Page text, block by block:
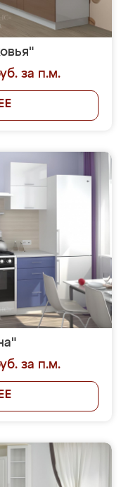
за п.м.
за п.м.